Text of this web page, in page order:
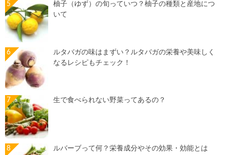
柚子（ゆず）の旬っていつ？柚子の種類と産地につ
いて
ルタバガの味はまずい？ルタバガの栄養や美味しく
なるレシピもチェック！
生で食べられない野菜ってあるの？
ルバーブって何？栄養成分やその効果・効能とは